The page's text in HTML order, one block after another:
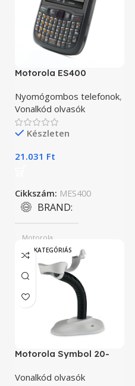
Motorola ES400
Nyomógombos telefonok,
Vonalkód olvasók
Készleten
21.031 Ft
Cikkszám: MES400
BRAND
Motorola
PROCESSZOR TÍPUSOK
ARM 1136 EJS
MEMÓRIA KAPACITÁS
„A” KATEGÓRIÁS
Motorola Symbol 20-
Vonalkód olvasók